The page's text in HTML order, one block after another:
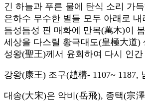
긴 하늘과 푸른 물에 탄식 소리 가
은하수 무수한 별들 모두 아래로 내
듬성듬성 핀 매화에 만목(萬木)이
세상을 다스릴 황극대도(皇極大道)
성왕(聖王)께서 윤회하여 다시 인
강왕(康王) 조구(趙構- 1107~
대송(大宋)은 악비(岳飛), 종택(宗